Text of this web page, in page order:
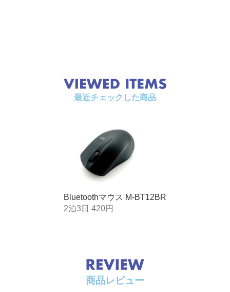
最近チェックした商品
Bluetoothマウス M-BT12BR
2泊3日 420円
商品レビュー